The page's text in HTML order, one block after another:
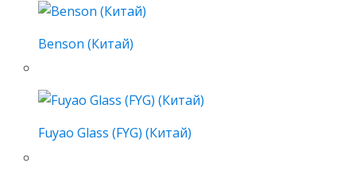
Benson (Китай)
Fuyao Glass (FYG) (Китай)